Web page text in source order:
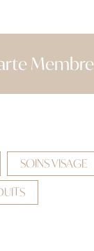
Membre
SOINS VISAGE